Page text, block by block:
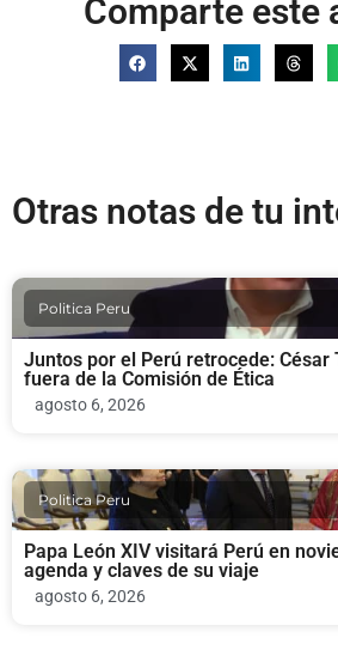
Comparte este
Otras notas de tu
Politica Peru
Juntos por el Perú retrocede: César
fuera de la Comisión de Ética
agosto 6, 2026
Politica Peru
Papa León XIV visitará Perú en
agenda y claves de su viaje
agosto 6, 2026